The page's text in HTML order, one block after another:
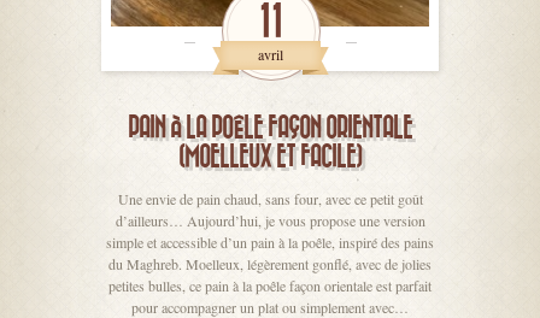
11
avril
PAIN À LA POÊLE FAÇON ORIENTALE
(MOELLEUX ET FACILE)
Une envie de pain chaud, sans four, avec ce petit goût
d’ailleurs… Aujourd’hui, je vous propose une version
simple et accessible d’un pain à la poêle, inspiré des pains
du Maghreb. Moelleux, légèrement gonflé, avec de jolies
petites bulles, ce pain à la poêle façon orientale est parfait
pour accompagner un plat ou simplement avec…